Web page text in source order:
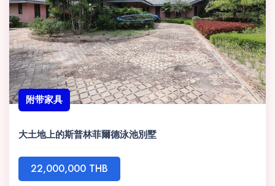
附带家具
大土地上的斯普林菲爾德泳池別墅
22,000,000 THB